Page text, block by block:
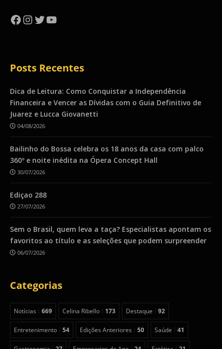
Facebook
Instagram
Twitter
YouTube
Posts Recentes
Dica de Leitura: Como Conquistar a Independência
Financeira e Vencer as Dívidas com o Guia Definitivo de
Juarez e Lucca Giovanetti
04/08/2026
Bailinho do Bossa celebra os 18 anos da casa com palco
360º e noite inédita na Ópera Concept Hall
30/07/2026
Ediçao 288
27/07/2026
Sem o Brasil, quem leva a taça? Especialistas apontam os
favoritos ao título e as seleções que podem surpreender
06/07/2026
Categorias
Notícias 669 Celina Ribello 173 Destaque 92
Entretenimento 54 Edições Anteriores 50 Saúde 41